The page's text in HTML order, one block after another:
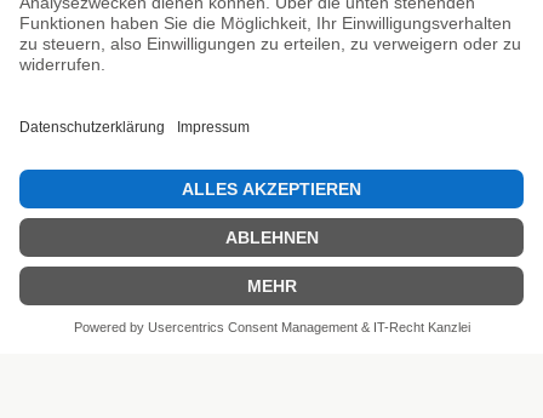
Unsere Prüfsiegel